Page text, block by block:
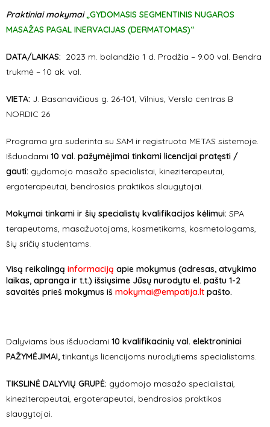
Praktiniai mokymai„GYDOMASIS SEGMENTINIS NUGAROS
MASAŽAS PAGAL INERVACIJAS (DERMATOMAS)“
DATA/LAIKAS: 2023 m. balandžio 1 d. Pradžia – 9.00 val. Bendra
trukmė – 10 ak. val.
VIETA: J. Basanavičiaus g. 26-101, Vilnius, Verslo centras B
NORDIC 26
Programa yra suderinta su SAM ir registruota METAS sistemoje.
Išduodami 10 val. pažymėjimai tinkami licencijai pratęsti /
gauti: gydomojo masažo specialistai, kineziterapeutai,
ergoterapeutai, bendrosios praktikos slaugytojai.
Mokymai tinkami ir šių specialistų kvalifikacijos kėlimui: SPA
terapeutams, masažuotojams, kosmetikams, kosmetologams,
šių sričių studentams.
Visą reikalingą informaciją apie mokymus (adresas, atvykimo
laikas, apranga ir t.t.) išsiųsime Jūsų nurodytu el. paštu 1-2
savaitės prieš mokymus iš mokymai@empatija.lt pašto.
Dalyviams bus išduodami 10 kvalifikacinių val. elektroniniai
PAŽYMĖJIMAI, tinkantys licencijoms nurodytiems specialistams.
TIKSLINĖ DALYVIŲ GRUPĖ: gydomojo masažo specialistai,
kineziterapeutai, ergoterapeutai, bendrosios praktikos
slaugytojai.